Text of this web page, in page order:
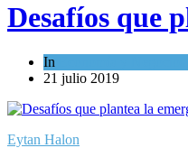
Desafíos que
In
21 julio 2019
Eytan Halon